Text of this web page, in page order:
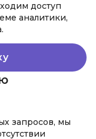
доступ
аналитики,
запросов, мы